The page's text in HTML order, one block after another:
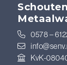
0578 –
KvK-